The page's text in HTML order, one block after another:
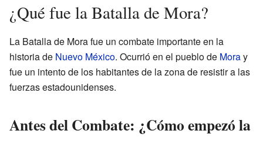
¿Qué fue la Batalla de Mora?
La Batalla de Mora fue un combate importante en la
historia de Nuevo México. Ocurrió en el pueblo de Moray
fue un intento de los habitantes de la zona de resistir a las
fuerzas estadounidenses.
Antes del Combate: ¿Cómo empezó la